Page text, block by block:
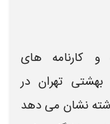
کارنامه های
تهراندر
نشان می دهد